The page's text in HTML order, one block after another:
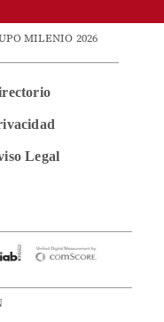
MILENIO 2026
Legal